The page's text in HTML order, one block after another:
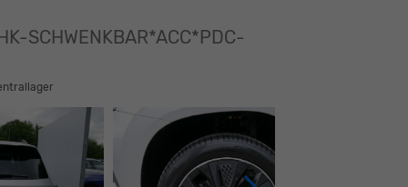
SCHWENKBAR*ACC*PDC-